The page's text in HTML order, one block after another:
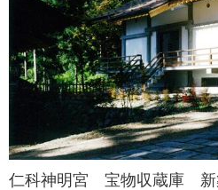
仁科神明宮 宝物収蔵庫